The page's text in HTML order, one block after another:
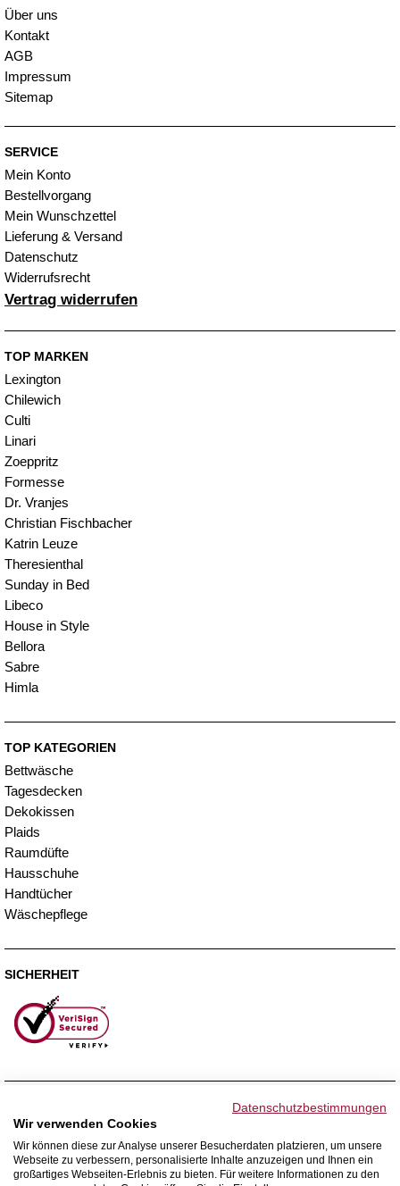
Über uns
Kontakt
AGB
Impressum
Sitemap
SERVICE
Mein Konto
Bestellvorgang
Mein Wunschzettel
Lieferung & Versand
Datenschutz
Widerrufsrecht
Vertrag widerrufen
TOP MARKEN
Lexington
Chilewich
Culti
Linari
Zoeppritz
Formesse
Dr. Vranjes
Christian Fischbacher
Katrin Leuze
Theresienthal
Sunday in Bed
Libeco
House in Style
Bellora
Sabre
Himla
TOP KATEGORIEN
Bettwäsche
Tagesdecken
Dekokissen
Plaids
Raumdüfte
Hausschuhe
Handtücher
Wäschepflege
SICHERHEIT
WIR VERSENDEN MIT
Datenschutzbestimmungen
Wir verwenden Cookies
Wir können diese zur Analyse unserer Besucherdaten platzieren, um unsere
Webseite zu verbessern, personalisierte Inhalte anzuzeigen und Ihnen ein
großartiges Webseiten-Erlebnis zu bieten. Für weitere Informationen zu den